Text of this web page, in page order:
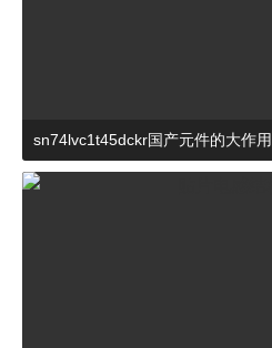
sn74lvc1t45dckr国产元件的大作用